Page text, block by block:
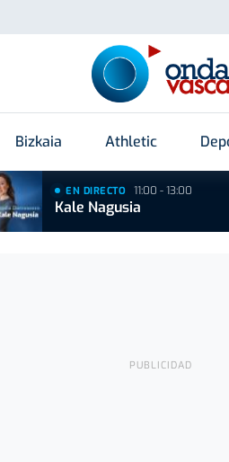
Bizkaia Athletic
EN DIRECTO 11:00 - 13:00
Kale Nagusia